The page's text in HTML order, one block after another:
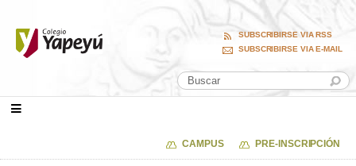
SUBSCRIBIRSE VIA RSS
SUBSCRIBIRSE VIA E-MAIL
CAMPUS PRE-INSCRIPCIÓN